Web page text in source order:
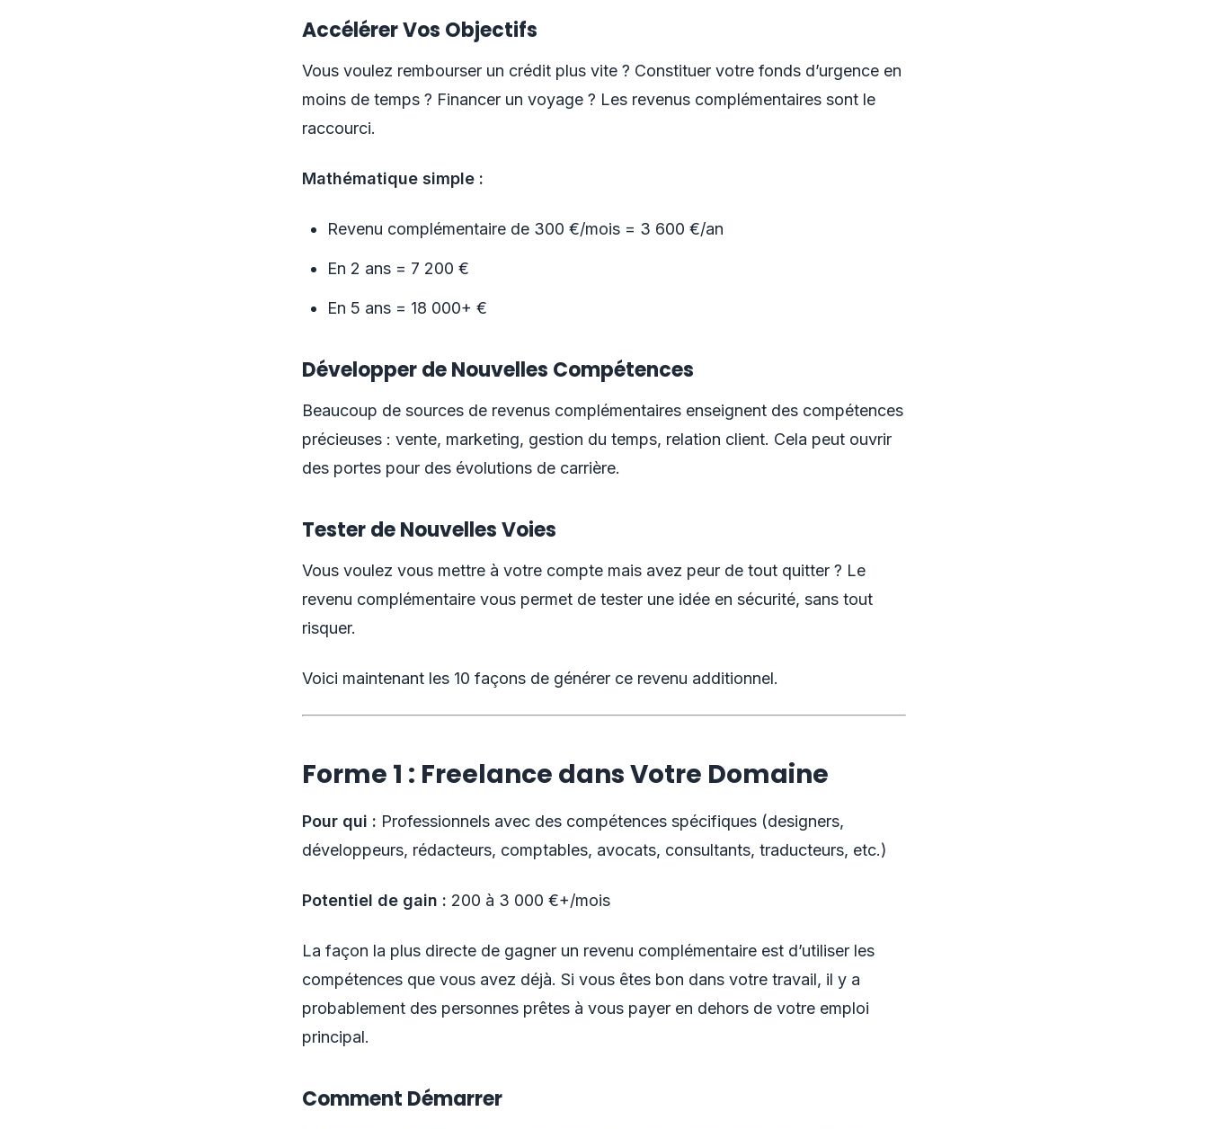
Accélérer Vos Objectifs
Vous voulez rembourser un crédit plus vite ? Constituer votre fonds d’urgence en
moins de temps ? Financer un voyage ? Les revenus complémentaires sont le
raccourci.
Mathématique simple :
Revenu complémentaire de 300 €/mois = 3 600 €/an
En 2 ans = 7 200 €
En 5 ans = 18 000+ €
Développer de Nouvelles Compétences
Beaucoup de sources de revenus complémentaires enseignent des compétences
précieuses : vente, marketing, gestion du temps, relation client. Cela peut ouvrir
des portes pour des évolutions de carrière.
Tester de Nouvelles Voies
Vous voulez vous mettre à votre compte mais avez peur de tout quitter ? Le
revenu complémentaire vous permet de tester une idée en sécurité, sans tout
risquer.
Voici maintenant les 10 façons de générer ce revenu additionnel.
Forme 1 : Freelance dans Votre Domaine
Pour qui : Professionnels avec des compétences spécifiques (designers,
développeurs, rédacteurs, comptables, avocats, consultants, traducteurs, etc.)
Potentiel de gain : 200 à 3 000 €+/mois
La façon la plus directe de gagner un revenu complémentaire est d’utiliser les
compétences que vous avez déjà. Si vous êtes bon dans votre travail, il y a
probablement des personnes prêtes à vous payer en dehors de votre emploi
principal.
Comment Démarrer